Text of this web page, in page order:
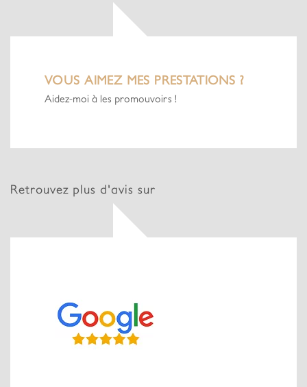
VOUS AIMEZ MES PRESTATIONS ?
Aidez-moi à les promouvoirs !
Retrouvez plus d'avis sur